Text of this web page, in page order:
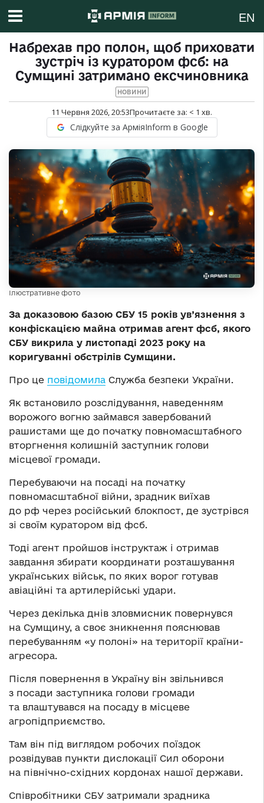
EN
Набрехав про полон, щоб приховати
зустріч із куратором фсб: на
Сумщині затримано ексчиновника
НОВИНИ
11 Червня 2026, 20:53Прочитаєте за: < 1 хв.
Слідкуйте за АрміяInform в Google
Ілюстративне фото
За доказовою базою СБУ 15 років ув’язнення з
конфіскацією майна отримав агент фсб, якого
СБУ викрила у листопаді 2023 року на
коригуванні обстрілів Сумщини.
Про це повідомила Служба безпеки України.
Як встановило розслідування, наведенням
ворожого вогню займався завербований
рашистами ще до початку повномасштабного
вторгнення колишній заступник голови
місцевої громади.
Перебуваючи на посаді на початку
повномасштабної війни, зрадник виїхав
до рф через російський блокпост, де зустрівся
зі своїм куратором від фсб.
Тоді агент пройшов інструктаж і отримав
завдання збирати координати розташування
українських військ, по яких ворог готував
авіаційні та артилерійські удари.
Через декілька днів зловмисник повернувся
на Сумщину, а своє зникнення пояснював
перебуванням «у полоні» на території країни-
агресора.
Після повернення в Україну він звільнився
з посади заступника голови громади
та влаштувався на посаду в місцеве
агропідприємство.
Там він під виглядом робочих поїздок
розвідував пункти дислокації Сил оборони
на північно-східних кордонах нашої держави.
Співробітники СБУ затримали зрадника